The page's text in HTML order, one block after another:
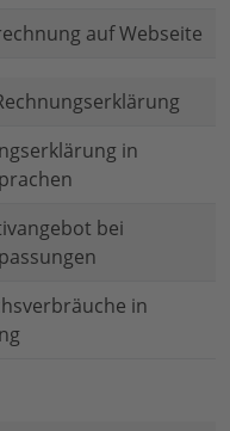
auf Webseite
in
bei
in